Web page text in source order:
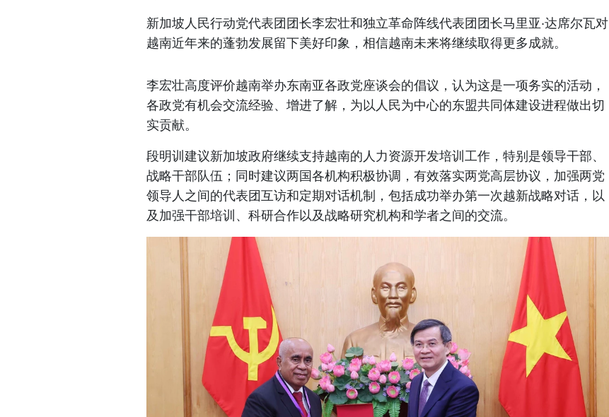
新加坡人民行动党代表团团长李宏壮和独立革命阵线代表团团长马里亚·达席尔瓦对
越南近年来的蓬勃发展留下美好印象，相信越南未来将继续取得更多成就。
李宏壮高度评价越南举办东南亚各政党座谈会的倡议，认为这是一项务实的活动，
各政党有机会交流经验、增进了解，为以人民为中心的东盟共同体建设进程做出切
实贡献。
段明训建议新加坡政府继续支持越南的人力资源开发培训工作，特别是领导干部、
战略干部队伍；同时建议两国各机构积极协调，有效落实两党高层协议，加强两党
领导人之间的代表团互访和定期对话机制，包括成功举办第一次越新战略对话，以
及加强干部培训、科研合作以及战略研究机构和学者之间的交流。